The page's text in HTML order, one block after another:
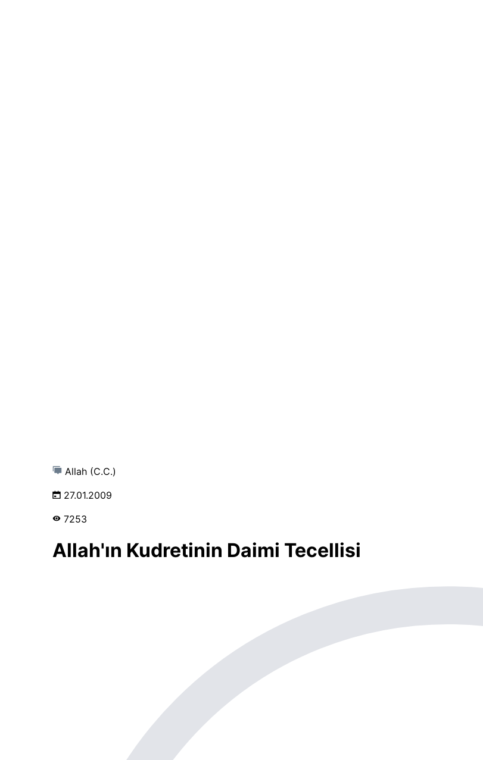
Allah (C.C.)
27.01.2009
7253
Allah'ın Kudretinin Daimi Tecellisi